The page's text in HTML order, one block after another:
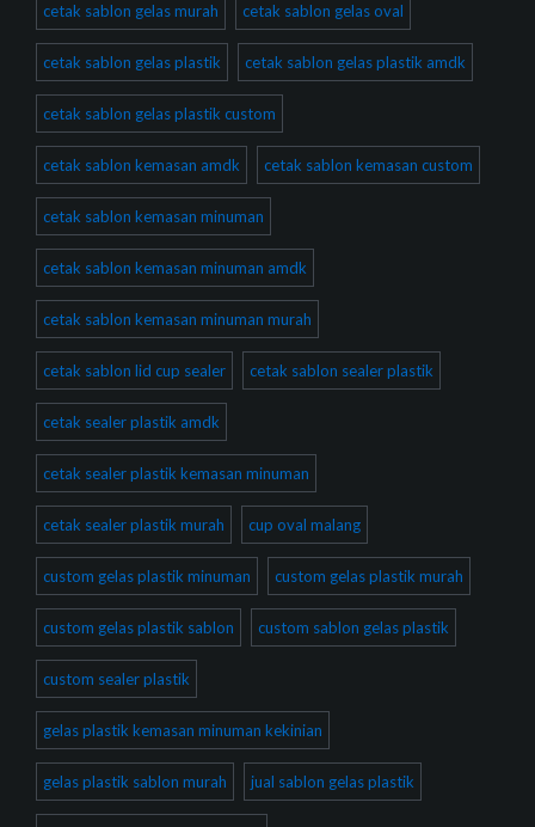
cetak sablon gelas murah cetak sablon gelas oval
cetak sablon gelas plastik cetak sablon gelas plastik amdk
cetak sablon gelas plastik custom
cetak sablon kemasan amdk cetak sablon kemasan custom
cetak sablon kemasan minuman
cetak sablon kemasan minuman amdk
cetak sablon kemasan minuman murah
cetak sablon lid cup sealer cetak sablon sealer plastik
cetak sealer plastik amdk
cetak sealer plastik kemasan minuman
cetak sealer plastik murah cup oval malang
custom gelas plastik minuman custom gelas plastik murah
custom gelas plastik sablon custom sablon gelas plastik
custom sealer plastik
gelas plastik kemasan minuman kekinian
gelas plastik sablon murah jual sablon gelas plastik